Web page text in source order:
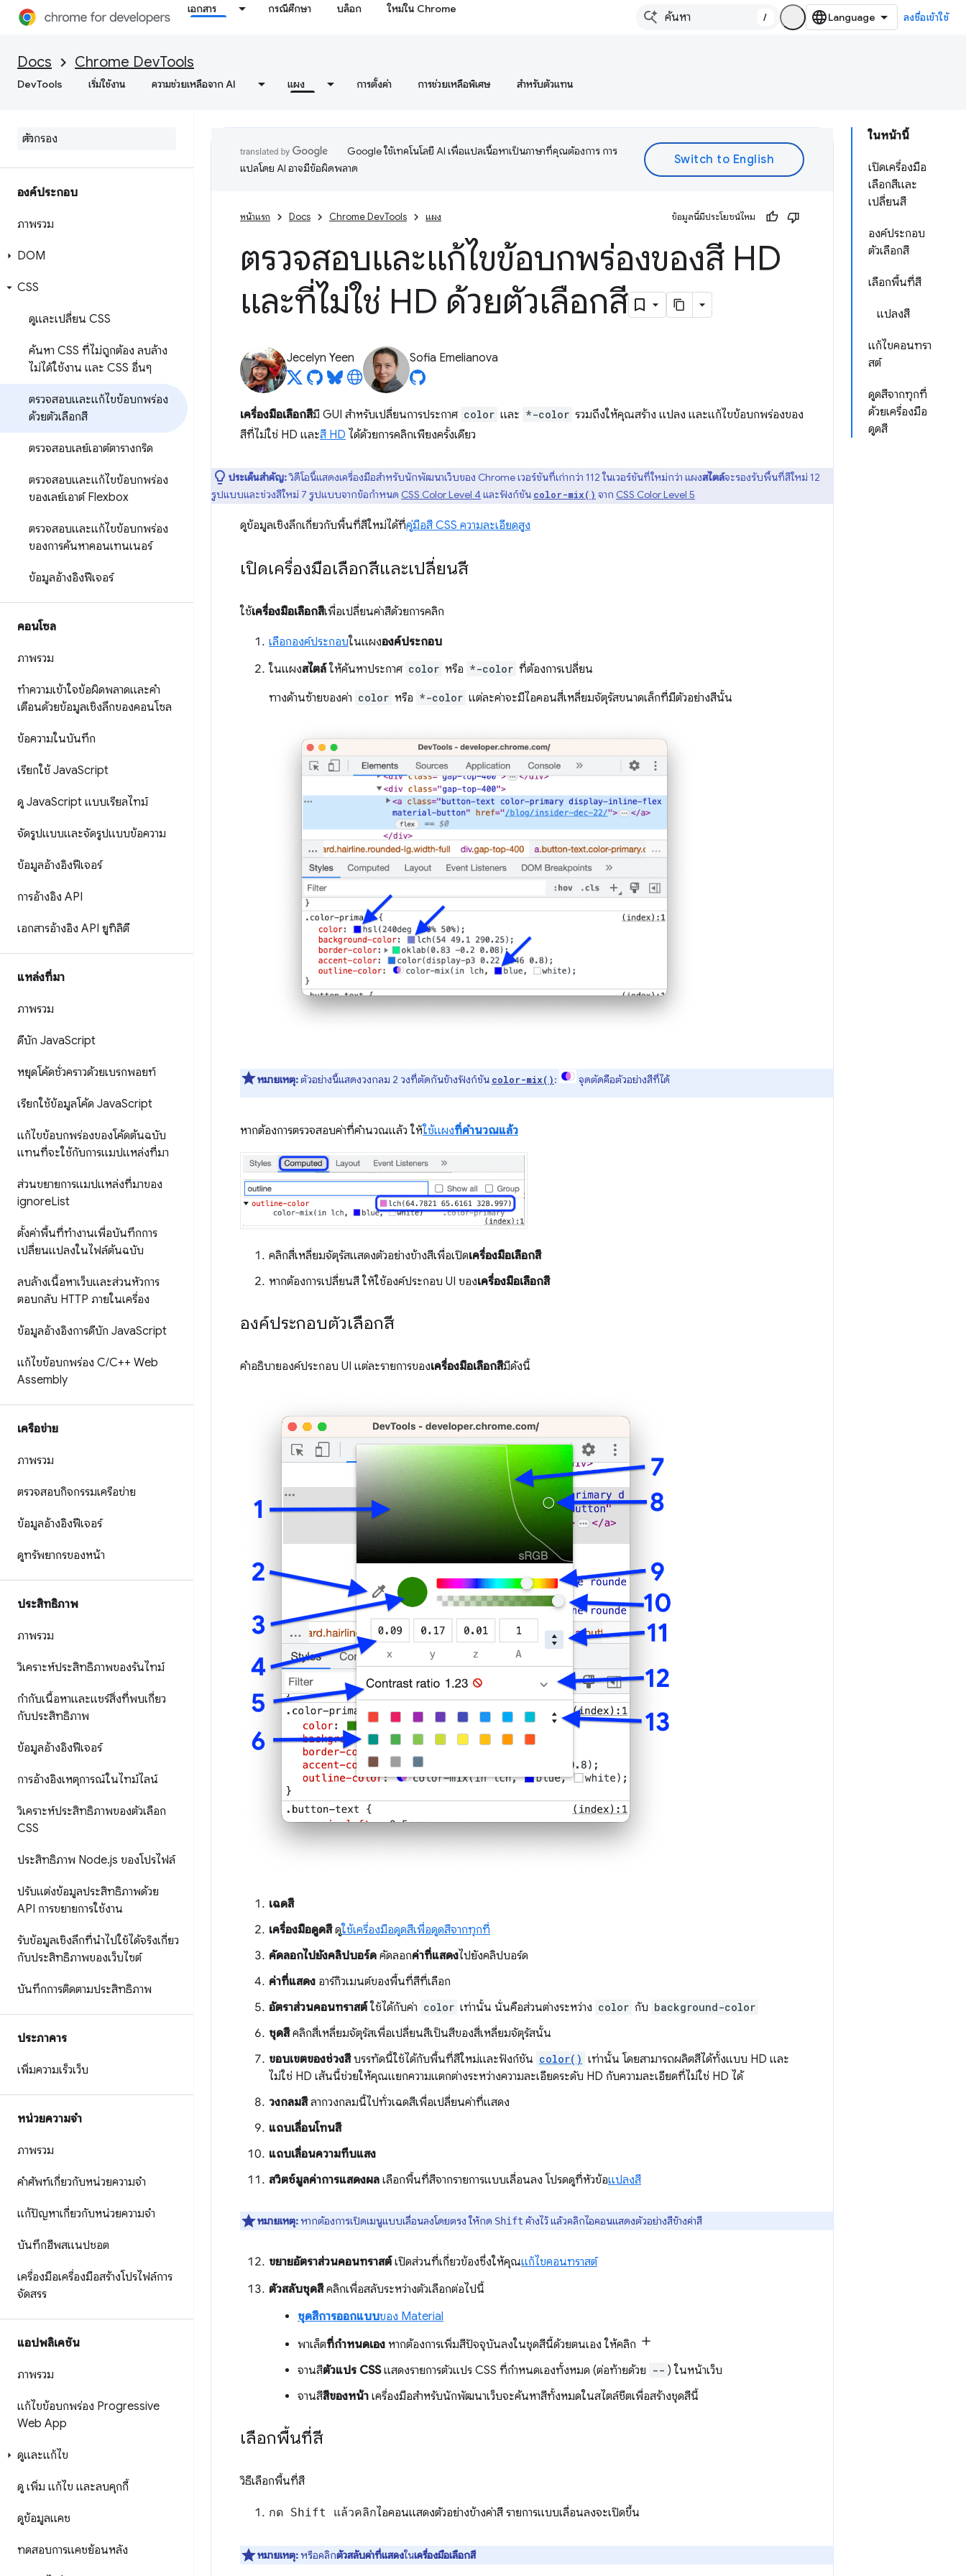
เอกสาร กรณีศึกษา บล็อก ใหม่ใน Chrome
/ ลงชื่อเข้าใช้
Docs Chrome DevTools
DevTools เริ่มใช้งาน ความช่วยเหลือจาก AI แผง การตั้งค่า การช่วยเหลือพิเศษ สำหรับตัวแทน
องค์ประกอบ
ภาพรวม
DOM
CSS
ดูและเปลี่ยน CSS
ค้นหา CSS ที่ไม่ถูกต้อง ลบล้าง
ไม่ได้ใช้งาน และ CSS อื่นๆ
ตรวจสอบและแก้ไขข้อบกพร่อง
ด้วยตัวเลือกสี
ตรวจสอบเลย์เอาต์ตารางกริด
ตรวจสอบและแก้ไขข้อบกพร่อง
ของเลย์เอาต์ Flexbox
ตรวจสอบและแก้ไขข้อบกพร่อง
ของการค้นหาคอนเทนเนอร์
ข้อมูลอ้างอิงฟีเจอร์
คอนโซล
ภาพรวม
ทําความเข้าใจข้อผิดพลาดและคํา
เตือนด้วยข้อมูลเชิงลึกของคอนโซล
ข้อความในบันทึก
เรียกใช้ JavaScript
ดู JavaScript แบบเรียลไทม์
จัดรูปแบบและจัดรูปแบบข้อความ
ข้อมูลอ้างอิงฟีเจอร์
การอ้างอิง API
เอกสารอ้างอิง API ยูทิลิตี
แหล่งที่มา
ภาพรวม
ดีบัก JavaScript
หยุดโค้ดชั่วคราวด้วยเบรกพอยท์
เรียกใช้ข้อมูลโค้ด JavaScript
แก้ไขข้อบกพร่องของโค้ดต้นฉบับ
แทนที่จะใช้กับการแมปแหล่งที่มา
ส่วนขยายการแมปแหล่งที่มาของ
ignoreList
ตั้งค่าพื้นที่ทํางานเพื่อบันทึกการ
เปลี่ยนแปลงในไฟล์ต้นฉบับ
ลบล้างเนื้อหาเว็บและส่วนหัวการ
ตอบกลับ HTTP ภายในเครื่อง
ข้อมูลอ้างอิงการดีบัก JavaScript
แก้ไขข้อบกพร่อง C/C++ Web
Assembly
เครือข่าย
ภาพรวม
ตรวจสอบกิจกรรมเครือข่าย
ข้อมูลอ้างอิงฟีเจอร์
ดูทรัพยากรของหน้า
ประสิทธิภาพ
ภาพรวม
วิเคราะห์ประสิทธิภาพของรันไทม์
กำกับเนื้อหาและแชร์สิ่งที่พบเกี่ยว
กับประสิทธิภาพ
ข้อมูลอ้างอิงฟีเจอร์
การอ้างอิงเหตุการณ์ในไทม์ไลน์
วิเคราะห์ประสิทธิภาพของตัวเลือก
CSS
ประสิทธิภาพ Node.js ของโปรไฟล์
ปรับแต่งข้อมูลประสิทธิภาพด้วย
API การขยายการใช้งาน
รับข้อมูลเชิงลึกที่นำไปใช้ได้จริงเกี่ยว
กับประสิทธิภาพของเว็บไซต์
บันทึกการติดตามประสิทธิภาพ
ประภาคาร
เพิ่มความเร็วเว็บ
หน่วยความจำ
ภาพรวม
คำศัพท์เกี่ยวกับหน่วยความจำ
แก้ปัญหาเกี่ยวกับหน่วยความจำ
บันทึกฮีพสแนปชอต
เครื่องมือเครื่องมือสร้างโปรไฟล์การ
จัดสรร
แอปพลิเคชัน
ภาพรวม
แก้ไขข้อบกพร่อง Progressive
Web App
ดูและแก้ไข
ดู เพิ่ม แก้ไข และลบคุกกี้
ดูข้อมูลแคช
ทดสอบการแคชย้อนหลัง
ในหน้านี้
เปิดเครื่องมือ
เลือกสีและ
เปลี่ยนสี
องค์ประกอบ
ตัวเลือกสี
เลือกพื้นที่สี
แปลงสี
แก้ไขคอนทรา
สต์
ดูดสีจากทุกที่
ด้วยเครื่องมือ
ดูดสี
Google ใช้เทคโนโลยี AI เพื่อแปลเนื้อหาเป็นภาษาที่คุณต้องการ การ
แปลโดย AI อาจมีข้อผิดพลาด
หน้าแรก Docs Chrome DevTools แผง ข้อมูลนี้มีประโยชน์ไหม
ตรวจสอบและแก้ไขข้อบกพร่องของสี HD
และที่ไม่ใช่ HD ด้วยตัวเลือกสี
Jecelyn Yeen Sofia Emelianova
เครื่องมือเลือกสีมี GUI สำหรับเปลี่ยนการประกาศ color และ *-color รวมถึงให้คุณสร้าง แปลง และแก้ไขข้อบกพร่องของ
สีที่ไม่ใช่ HD และสี HD ได้ด้วยการคลิกเพียงครั้งเดียว
ประเด็นสำคัญ:วิดีโอนี้แสดงเครื่องมือสำหรับนักพัฒนาเว็บของ Chrome เวอร์ชันที่เก่ากว่า 112 ในเวอร์ชันที่ใหม่กว่า แผงสไตล์จะรองรับพื้นที่สีใหม่ 12
รูปแบบและช่วงสีใหม่ 7 รูปแบบจากข้อกำหนด CSS Color Level 4และฟังก์ชัน color-mix() จาก CSS Color Level 5
ดูข้อมูลเชิงลึกเกี่ยวกับพื้นที่สีใหม่ได้ที่คู่มือสี CSS ความละเอียดสูง
เปิดเครื่องมือเลือกสีและเปลี่ยนสี
ใช้เครื่องมือเลือกสีเพื่อเปลี่ยนค่าสีด้วยการคลิก
เลือกองค์ประกอบในแผงองค์ประกอบ
ในแผงสไตล์ให้ค้นหาประกาศ color หรือ *-color ที่ต้องการเปลี่ยน
ทางด้านซ้ายของค่า color หรือ *-color แต่ละค่าจะมีไอคอนสี่เหลี่ยมจัตุรัสขนาดเล็กที่มีตัวอย่างสีนั้น
หมายเหตุ:ตัวอย่างนี้แสดงวงกลม 2 วงที่ตัดกันข้างฟังก์ชัน color-mix(): จุดตัดคือตัวอย่างสีที่ได้
หากต้องการตรวจสอบค่าที่คำนวณแล้ว ให้ใช้แผงที่คำนวณแล้ว
คลิกสี่เหลี่ยมจัตุรัสแสดงตัวอย่างข้างสีเพื่อเปิดเครื่องมือเลือกสี
หากต้องการเปลี่ยนสี ให้ใช้องค์ประกอบ UI ของเครื่องมือเลือกสี
องค์ประกอบตัวเลือกสี
คำอธิบายองค์ประกอบ UI แต่ละรายการของเครื่องมือเลือกสีมีดังนี้
เฉดสี
เครื่องมือดูดสีดูใช้เครื่องมือดูดสีเพื่อดูดสีจากทุกที่
คัดลอกไปยังคลิปบอร์ด คัดลอกค่าที่แสดงไปยังคลิปบอร์ด
ค่าที่แสดง อาร์กิวเมนต์ของพื้นที่สีที่เลือก
อัตราส่วนคอนทราสต์ใช้ได้กับค่า color เท่านั้น นั่นคือส่วนต่างระหว่าง color กับ background-color
ชุดสีคลิกสี่เหลี่ยมจัตุรัสเพื่อเปลี่ยนสีเป็นสีของสี่เหลี่ยมจัตุรัสนั้น
ขอบเขตของช่วงสีบรรทัดนี้ใช้ได้กับพื้นที่สีใหม่และฟังก์ชัน color() เท่านั้น โดยสามารถผลิตสีได้ทั้งแบบ HD และ
ไม่ใช่ HD เส้นนี้ช่วยให้คุณแยกความแตกต่างระหว่างความละเอียดระดับ HD กับความละเอียดที่ไม่ใช่ HD ได้
วงกลมสีลากวงกลมนี้ไปทั่วเฉดสีเพื่อเปลี่ยนค่าที่แสดง
แถบเลื่อนโทนสี
แถบเลื่อนความทึบแสง
สวิตช์มูลค่าการแสดงผล เลือกพื้นที่สีจากรายการแบบเลื่อนลง โปรดดูที่หัวข้อแปลงสี
หมายเหตุ: หากต้องการเปิดเมนูแบบเลื่อนลงโดยตรง ให้กด Shift ค้างไว้ แล้วคลิกไอคอนแสดงตัวอย่างสีข้างค่าสี
ขยายอัตราส่วนคอนทราสต์เปิดส่วนที่เกี่ยวข้องซึ่งให้คุณแก้ไขคอนทราสต์
ตัวสลับชุดสีคลิกเพื่อสลับระหว่างตัวเลือกต่อไปนี้
ชุดสีการออกแบบของ Material
พาเล็ตที่กำหนดเอง หากต้องการเพิ่มสีปัจจุบันลงในชุดสีนี้ด้วยตนเอง ให้คลิก
จานสีตัวแปร CSSแสดงรายการตัวแปร CSS ที่กำหนดเองทั้งหมด (ต่อท้ายด้วย -- ) ในหน้าเว็บ
จานสีสีของหน้า เครื่องมือสำหรับนักพัฒนาเว็บจะค้นหาสีทั้งหมดในสไตล์ชีตเพื่อสร้างชุดสีนี้
เลือกพื้นที่สี
วิธีเลือกพื้นที่สี
กด Shift แล้วคลิกไอคอนแสดงตัวอย่างข้างค่าสี รายการแบบเลื่อนลงจะเปิดขึ้น
หมายเหตุ: หรือคลิกตัวสลับค่าที่แสดงในเครื่องมือเลือกสี